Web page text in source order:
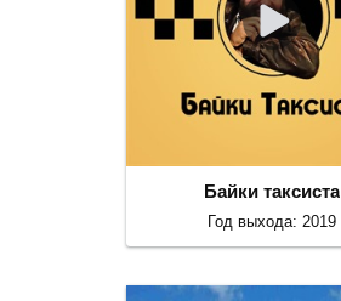
Байки таксиста
Год выхода: 2019